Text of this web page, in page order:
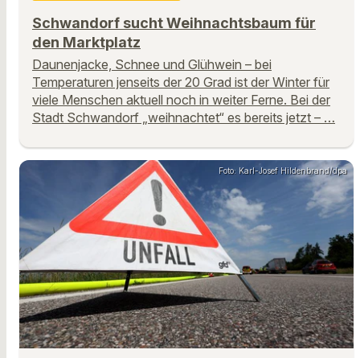
Schwandorf sucht Weihnachtsbaum für
den Marktplatz
Daunenjacke, Schnee und Glühwein – bei
Temperaturen jenseits der 20 Grad ist der Winter für
viele Menschen aktuell noch in weiter Ferne. Bei der
Stadt Schwandorf „weihnachtet“ es bereits jetzt – …
Foto: Karl-Josef Hildenbrand/dpa